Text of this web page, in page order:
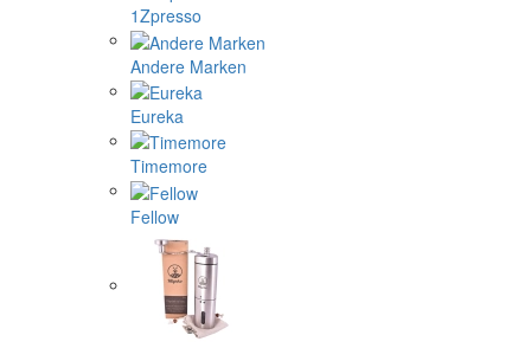
1Zpresso
Andere Marken
Eureka
Timemore
Fellow